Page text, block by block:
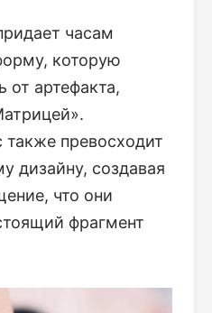
часам
которую
от артефакта,
превосходит
дизайну, создавая
что они
фрагмент